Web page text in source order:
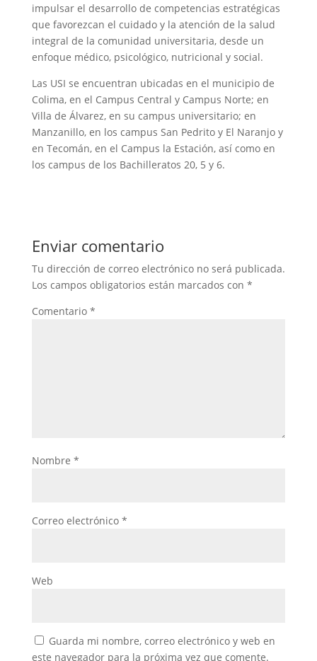
impulsar el desarrollo de competencias estratégicas
que favorezcan el cuidado y la atención de la salud
integral de la comunidad universitaria, desde un
enfoque médico, psicológico, nutricional y social.
Las USI se encuentran ubicadas en el municipio de
Colima, en el Campus Central y Campus Norte; en
Villa de Álvarez, en su campus universitario; en
Manzanillo, en los campus San Pedrito y El Naranjo y
en Tecomán, en el Campus la Estación, así como en
los campus de los Bachilleratos 20, 5 y 6.
Enviar comentario
Tu dirección de correo electrónico no será publicada.
Los campos obligatorios están marcados con *
Comentario *
Nombre *
Correo electrónico *
Web
Guarda mi nombre, correo electrónico y web en
este navegador para la próxima vez que comente.